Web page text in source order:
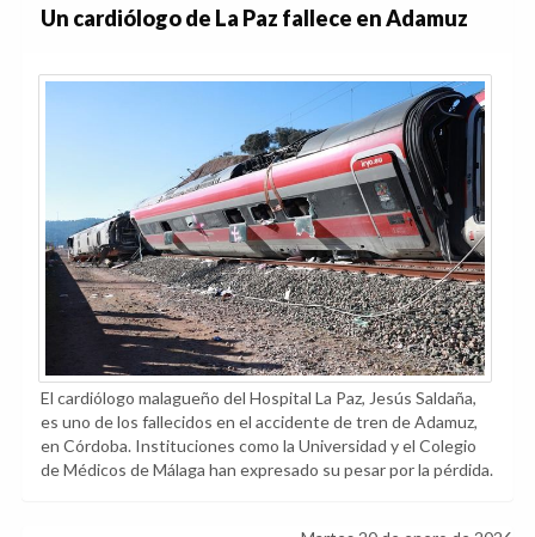
Un cardiólogo de La Paz fallece en Adamuz
El cardiólogo malagueño del Hospital La Paz, Jesús Saldaña,
es uno de los fallecidos en el accidente de tren de Adamuz,
en Córdoba. Instituciones como la Universidad y el Colegio
de Médicos de Málaga han expresado su pesar por la pérdida.